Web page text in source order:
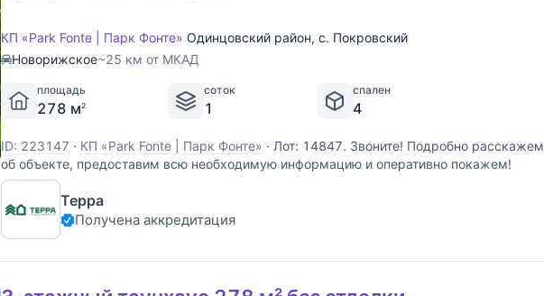
КП «Park Fonte | Парк Фонте» Одинцовский район, с. Покровский
Новорижское~25 км от МКАД
площадь
278 м2
соток
1
спален
4
ID: 223147 · КП «Park Fonte | Парк Фонте» · Лот: 14847. Звоните! Подробно расскажем
об объекте, предоставим всю необходимую информацию и оперативно покажем!
Терра
Получена аккредитация